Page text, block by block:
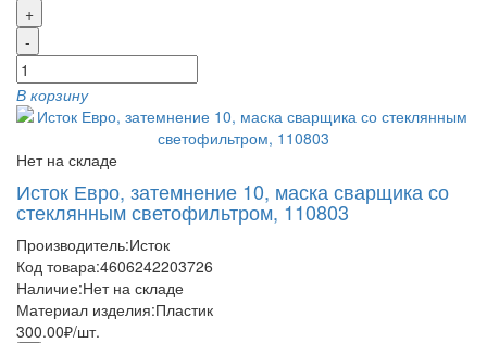
+
-
В корзину
Нет на складе
Исток Евро, затемнение 10, маска сварщика со
стеклянным светофильтром, 110803
Производитель:Исток
Код товара:4606242203726
Наличие:Нет на складе
Материал изделия:Пластик
300.00₽/шт.